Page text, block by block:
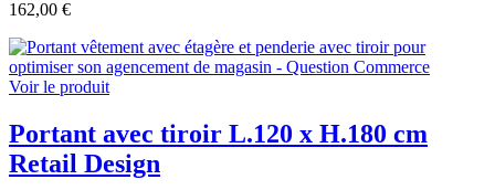
162,00 €
Voir le produit
Portant avec tiroir L.120 x H.180 cm
Retail Design